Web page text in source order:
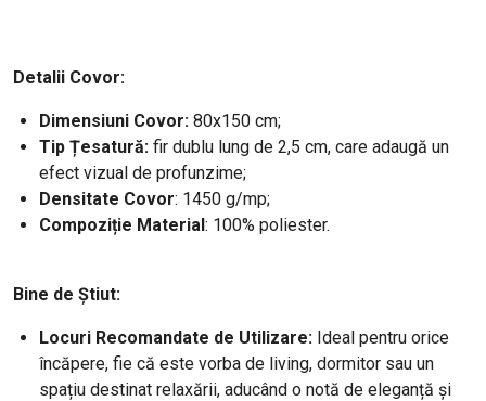
Detalii Covor:
Dimensiuni Covor: 80x150 cm;
Tip Țesatură: fir dublu lung de 2,5 cm, care adaugă un
efect vizual de profunzime;
Densitate Covor: 1450 g/mp;
Compoziție Material: 100% poliester.
Bine de Știut:
Locuri Recomandate de Utilizare: Ideal pentru orice
încăpere, fie că este vorba de living, dormitor sau un
spațiu destinat relaxării, aducând o notă de eleganță și